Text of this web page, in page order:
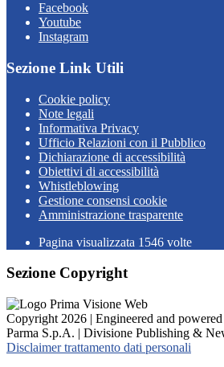
Facebook
Youtube
Instagram
Sezione Link Utili
Cookie policy
Note legali
Informativa Privacy
Ufficio Relazioni con il Pubblico
Dichiarazione di accessibilità
Obiettivi di accessibilità
Whistleblowing
Gestione consensi cookie
Amministrazione trasparente
Pagina visualizzata 1546 volte
Sezione Copyright
Copyright 2026 | Engineered and
Parma S.p.A. | Divisione Publishing &
Disclaimer trattamento dati personali